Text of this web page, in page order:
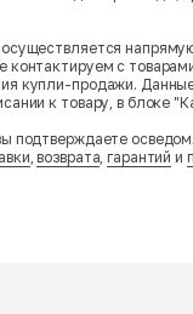
с
купли-продажи.
к товару, в блоке
подтверждаете
,возврата,гарантий и